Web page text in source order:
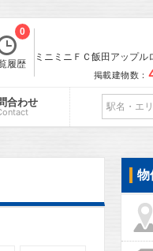
履歴
0
ミニミニＦＣ飯田アップ
掲載建物数：
合わせ
物